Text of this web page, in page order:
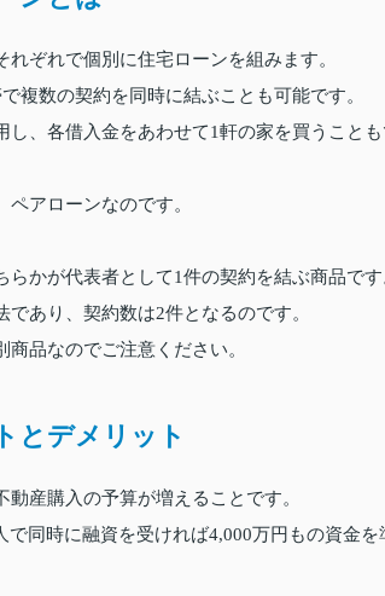
ぞれで個別に住宅ローンを組みます。
複数の契約を同時に結ぶことも可能です。
、各借入金をあわせて1軒の家を買うこと
アローンなのです。
かが代表者として1件の契約を結ぶ商品です
あり、契約数は2件となるのです。
品なのでご注意ください。
とデメリット
産購入の予算が増えることです。
同時に融資を受ければ4,000万円もの資金を